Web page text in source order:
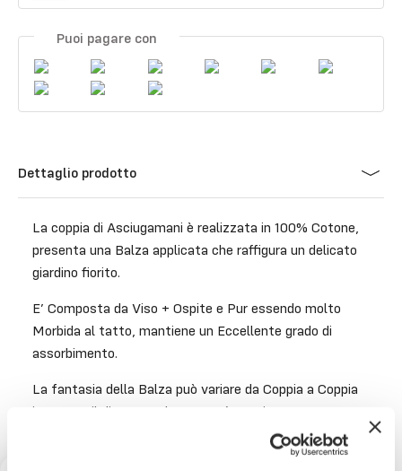
Puoi pagare con
Dettaglio prodotto
La coppia di Asciugamani è realizzata in 100% Cotone,
presenta una Balza applicata che raffigura un delicato
giardino fiorito.
E’ Composta da Viso + Ospite e Pur essendo molto
Morbida al tatto, mantiene un Eccellente grado di
assorbimento.
La fantasia della Balza può variare da Coppia a Coppia
in quanto il disegno sul tessuto è continuo.
Lavabile in lavatrice a 40°. Si può stirare, non